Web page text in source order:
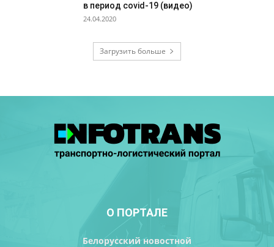
в период covid-19 (видео)
24.04.2020
Загрузить больше
О ПОРТАЛЕ
Белорусский новостной